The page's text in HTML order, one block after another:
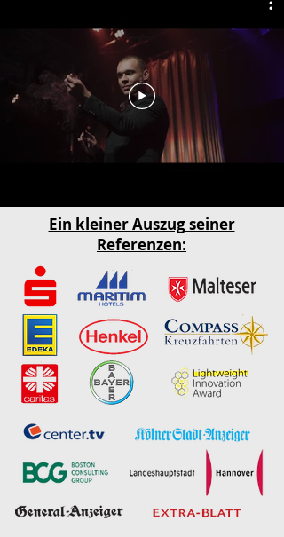
Ein kleiner Auszug seiner
Referenzen: